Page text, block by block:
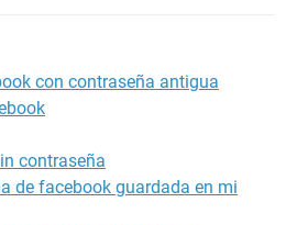
con contraseña antigua
contraseña
de facebook guardada en mi